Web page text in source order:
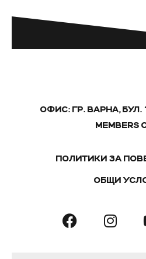
ОФИС: ГР. ВАРНА,
MEMBERS
ПОЛИТИКИ ЗА
ОБЩИ